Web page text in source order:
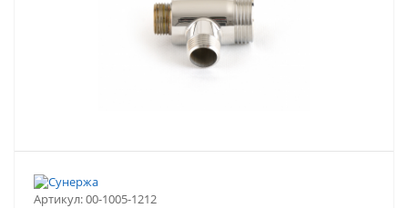
Артикул:00-1005-1212